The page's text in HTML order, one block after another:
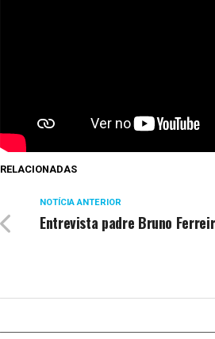
RELACIONADAS
NOTÍCIA ANTERIOR
Entrevista padre Bruno